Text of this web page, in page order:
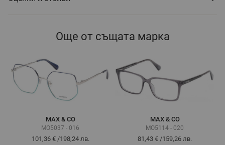
Още от същата марка
MAX & CO
MO5037 - 016
101,36 €/198,24 лв.
MAX & CO
MO5114 - 020
81,43 € /159,26 лв.